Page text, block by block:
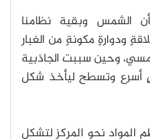
الشمس وبقية نظامنا
ودوارةٍ مكونةٍ من الغبار
وحين سببت الجاذبية
أسرع وتسطح ليأخذ شكل
نحو المركز لتشكل